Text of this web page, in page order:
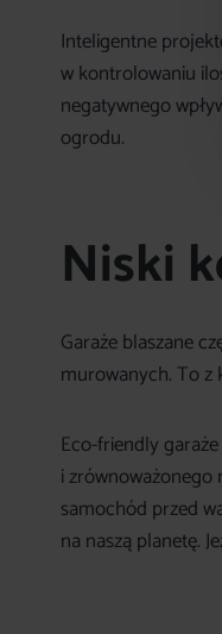
Inteligentne
w kontrolowaniu
negatywnego
ogrodu.
Niski
Garaże blaszane
murowanych. To z
Eco-friendly
i
samochód przed
na naszą planetę.